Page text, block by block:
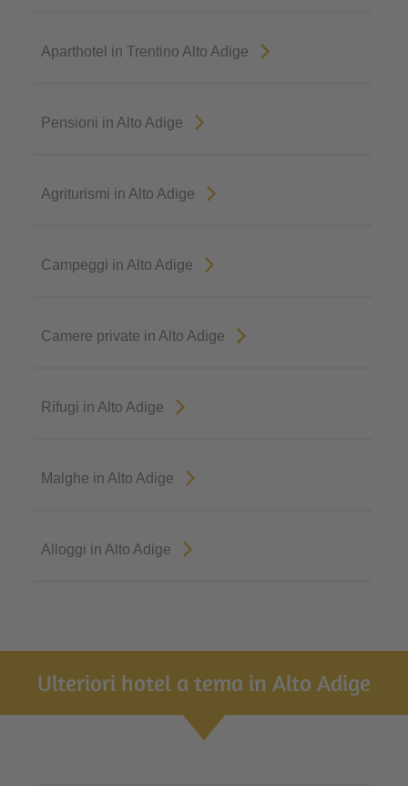
Aparthotel in Trentino Alto Adige
Pensioni in Alto Adige
Agriturismi in Alto Adige
Campeggi in Alto Adige
Camere private in Alto Adige
Rifugi in Alto Adige
Malghe in Alto Adige
Alloggi in Alto Adige
Ulteriori hotel a tema in Alto Adige